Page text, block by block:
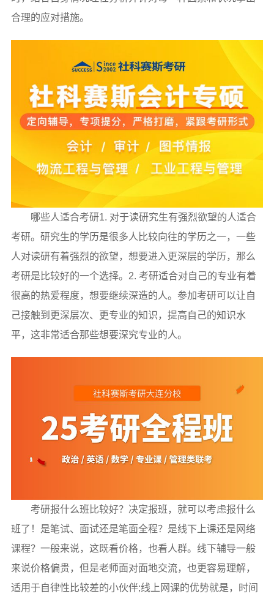
合理的应对措施。
哪些人适合考研1. 对于读研究生有强烈欲望的人适合
考研。研究生的学历是很多人比较向往的学历之一，一些
人对读研有着强烈的欲望，想要进入更深层的学历，那么
考研是比较好的一个选择。2. 考研适合对自己的专业有着
很高的热爱程度，想要继续深造的人。参加考研可以让自
己接触到更深层次、更专业的知识，提高自己的知识水
平，这非常适合那些想要深究专业的人。
考研报什么班比较好？决定报班，就可以考虑报什么
班了！是笔试、面试还是笔面全程？是线下上课还是网络
课程？一般来说，这既看价格，也看人群。线下辅导一般
来说价格偏贵，但是老师面对面地交流，也更容易理解，
适用于自律性比较差的小伙伴;线上网课的优势就是，时间